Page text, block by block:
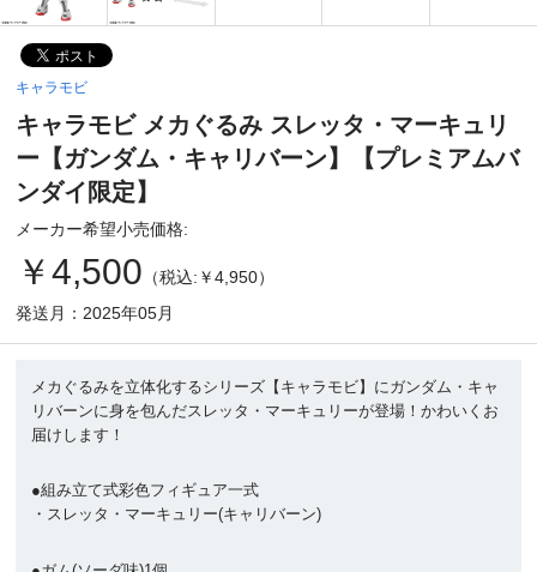
キャラモビ
キャラモビ メカぐるみ スレッタ・マーキュリ
ー【ガンダム・キャリバーン】【プレミアムバ
ンダイ限定】
メーカー希望小売価格:
￥4,500 （税込:￥4,950）
発送月：2025年05月
メカぐるみを立体化するシリーズ【キャラモビ】にガンダム・キャ
リバーンに身を包んだスレッタ・マーキュリーが登場！かわいくお
届けします！
●組み立て式彩色フィギュア一式
・スレッタ・マーキュリー(キャリバーン)